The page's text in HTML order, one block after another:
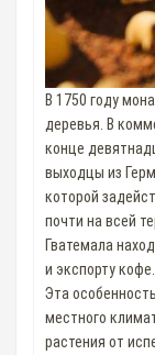
В 1750 году
деревья. В
конце
выходцы из
которой
почти на всей
Гватемала
и экспорту
Эта
местного
растения от